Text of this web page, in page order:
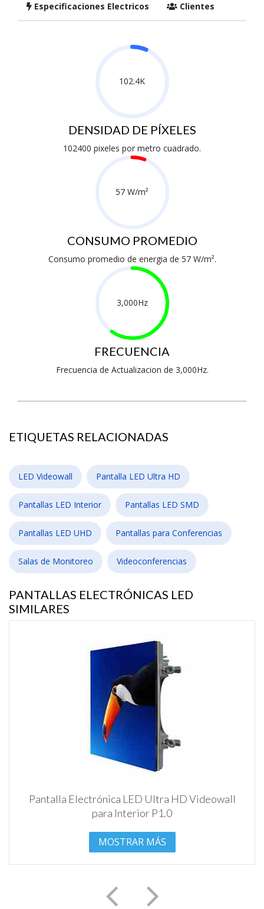
Especificaciones Electricos Clientes
102.4K
DENSIDAD DE PÍXELES
102400 pixeles por metro cuadrado.
57 W/m²
CONSUMO PROMEDIO
Consumo promedio de energia de 57 W/m².
3,000Hz
FRECUENCIA
Frecuencia de Actualizacion de 3,000Hz.
ETIQUETAS RELACIONADAS
LED Videowall Pantalla LED Ultra HD
Pantallas LED Interior Pantallas LED SMD
Pantallas LED UHD Pantallas para Conferencias
Salas de Monitoreo Videoconferencias
PANTALLAS ELECTRÓNICAS LED
SIMILARES
Pantalla Electrónica LED Ultra HD Videowall
para Interior P1.0
MOSTRAR MÁS